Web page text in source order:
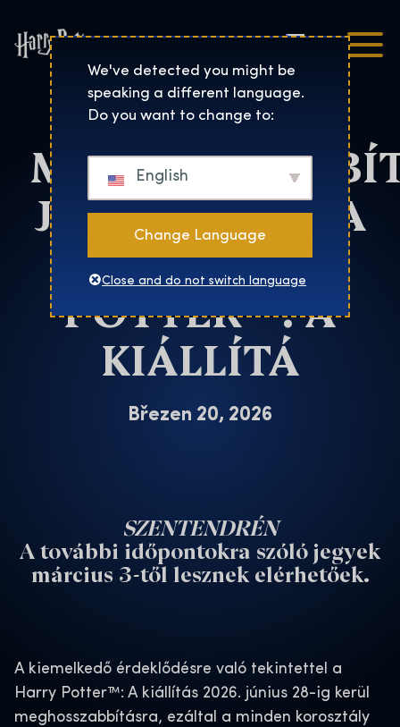
Harry Potter™: The
Čeština
Hungary
JÚNIUS 28 -IG A
HARRY
POTTER™: A
KIÁLLÍTÁ
Březen 20, 2026
SZENTENDRÉN
A további időpontokra szóló jegyek
március 3-től lesznek elérhetőek.
A kiemelkedő érdeklődésre való tekintettel a
Harry Potter™: A kiállítás 2026. június 28-ig kerül
meghosszabbításra, ezáltal a minden korosztály
We've detected you might be
speaking a different language.
Do you want to change to:
English
Change Language
Close and do not switch language